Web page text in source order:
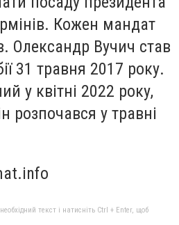
Кожен мандат
Олександр Вучич став
31 травня 2017 року.
у квітні 2022 року,
розпочався у травні
текст і натисніть Ctrl + Enter, щоб